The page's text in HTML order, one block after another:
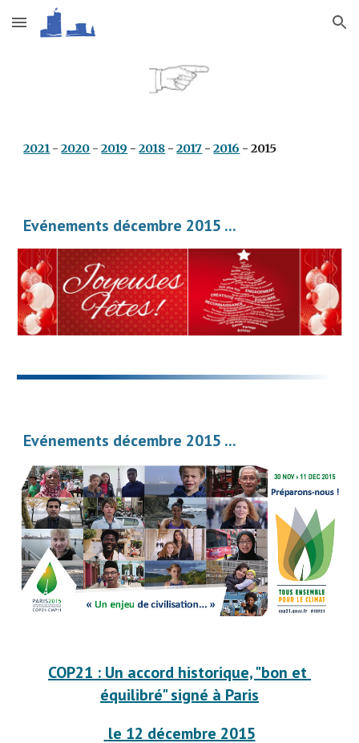
Skip to main content Skip to navigation
2021 - 2020 - 2019 - 2018 - 2017 - 2016 - 2015
Evénements décembre 2015 ...
Evénements décembre 2015 ...
COP21 : Un accord historique, "bon et
équilibré" signé à Paris
le 12 décembre 2015